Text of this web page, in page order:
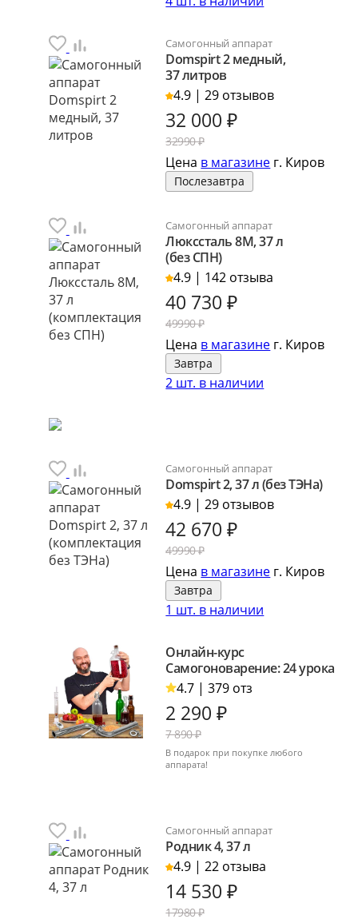
Самогонный аппарат
Domspirt 2 медный,
37 литров
4.9 | 29 отзывов
32 000₽
32990 ₽
Цена в магазине г. Киров
Послезавтра
Самогонный аппарат
Люкссталь 8М, 37 л
(без СПН)
4.9 | 142 отзыва
40 730₽
49990 ₽
Цена в магазине г. Киров
Завтра
2 шт. в наличии
Самогонный аппарат
Domspirt 2, 37 л (без ТЭНа)
4.9 | 29 отзывов
42 670₽
49990 ₽
Цена в магазине г. Киров
Завтра
1 шт. в наличии
Онлайн-курс
Самогоноварение: 24 урока
4.7 | 379 отз
2 290₽
7 890 ₽
В подарок при покупке любого
аппарата!
Самогонный аппарат
Родник 4, 37 л
4.9 | 22 отзыва
14 530₽
17980 ₽